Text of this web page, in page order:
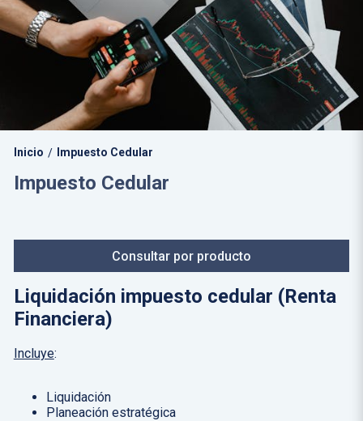
Inicio / Impuesto Cedular
Impuesto Cedular
Consultar por producto
Liquidación impuesto cedular (Renta
Financiera)
Incluye:
Liquidación
Planeación estratégica